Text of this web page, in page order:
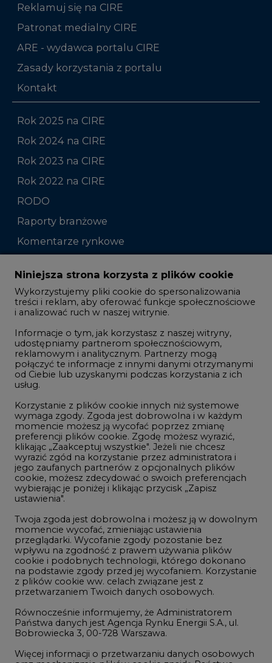
Reklamuj się na CIRE
Patronat medialny CIRE
ARE - wydawca portalu CIRE
Zasady korzystania z portalu
Kontakt
Rok 2025 na CIRE
Rok 2024 na CIRE
Rok 2023 na CIRE
Rok 2022 na CIRE
RODO
Raporty branżowe
Komentarze rynkowe
Zmiany kadrowe na rynku
Studio CIRE
Rozmowy o energetyce
Gospodarka
Geopolityka
LTE450
Innowacje i AI
Telekomunikacja i IT
Handel emisjami CO2
Wodór
Górnictwo
Atom
Fotowoltaika
Offshore wind
Zielone samorządy
Zielona gospodarka
Niniejsza strona korzysta z plików cookie
Wykorzystujemy pliki cookie do spersonalizowania
treści i reklam, aby oferować funkcje społecznościowe
i analizować ruch w naszej witrynie.
Informacje o tym, jak korzystasz z naszej witryny,
udostępniamy partnerom społecznościowym,
reklamowym i analitycznym. Partnerzy mogą
połączyć te informacje z innymi danymi otrzymanymi
od Ciebie lub uzyskanymi podczas korzystania z ich
usług.
Korzystanie z plików cookie innych niż systemowe
wymaga zgody. Zgoda jest dobrowolna i w każdym
momencie możesz ją wycofać poprzez zmianę
preferencji plików cookie. Zgodę możesz wyrazić,
klikając „Zaakceptuj wszystkie". Jeżeli nie chcesz
wyrazić zgód na korzystanie przez administratora i
jego zaufanych partnerów z opcjonalnych plików
cookie, możesz zdecydować o swoich preferencjach
wybierając je poniżej i klikając przycisk „Zapisz
ustawienia".
Twoja zgoda jest dobrowolna i możesz ją w dowolnym
momencie wycofać, zmieniając ustawienia
przeglądarki. Wycofanie zgody pozostanie bez
wpływu na zgodność z prawem używania plików
cookie i podobnych technologii, którego dokonano
na podstawie zgody przed jej wycofaniem. Korzystanie
z plików cookie ww. celach związane jest z
przetwarzaniem Twoich danych osobowych.
Równocześnie informujemy, że Administratorem
Państwa danych jest Agencja Rynku Energii S.A., ul.
Bobrowiecka 3, 00-728 Warszawa.
Więcej informacji o przetwarzaniu danych osobowych